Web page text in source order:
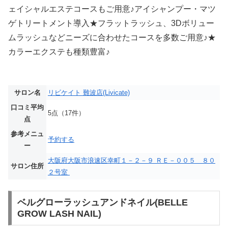
ェイシャルエステコースもご用意♪アイシャンプー・マツ
ゲトリートメント導入★フラットラッシュ、3Dボリュー
ムラッシュなどニーズに合わせたコースを多数ご用意♪★
カラーエクステも種類豊富♪
サロン名
リビケイト 難波店(Livicate)
口コミ平均
点
5点（17件）
参考メニュ
ー
予約する
サロン住所
大阪府大阪市浪速区幸町１－２－９ ＲＥ－００５ ８０
２号室
ベルグローラッシュアンドネイル(BELLE
GROW LASH NAIL)